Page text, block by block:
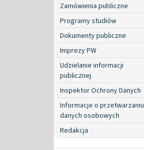
Zamówienia publiczne
Programy studiów
Dokumenty publiczne
Imprezy PW
Udzielanie informacji
publicznej
Inspektor Ochrony Danych
Informacje o przetwarzaniu
danych osobowych
Redakcja